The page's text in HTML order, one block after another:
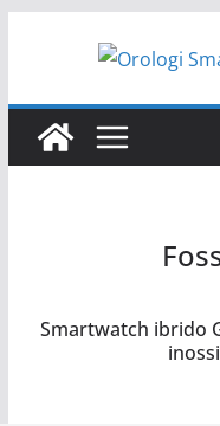
Smartwatch ibrido